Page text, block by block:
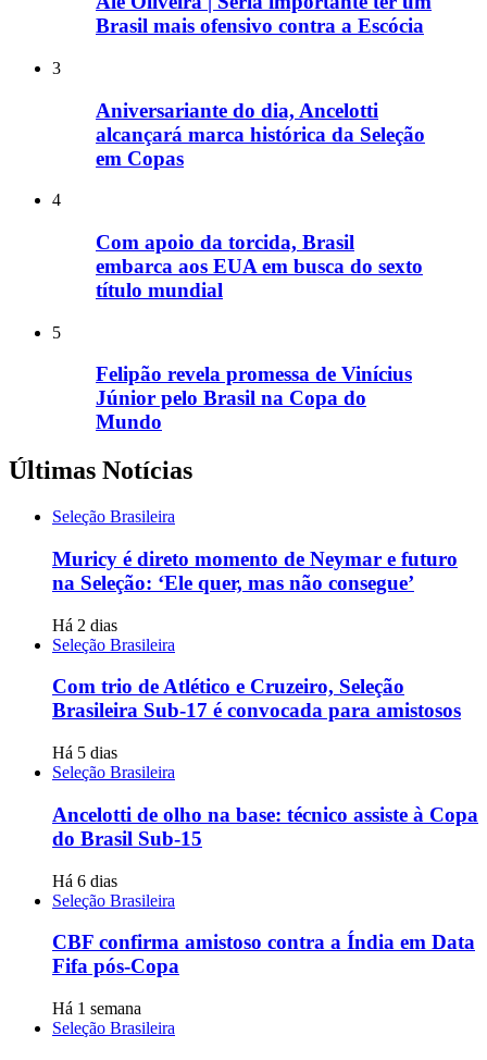
Brasil mais ofensivo contra a Escócia
3
Aniversariante do dia, Ancelotti
alcançará marca histórica da Seleção
em Copas
4
Com apoio da torcida, Brasil
embarca aos EUA em busca do sexto
título mundial
5
Felipão revela promessa de Vinícius
Júnior pelo Brasil na Copa do
Mundo
Últimas Notícias
Seleção Brasileira
Muricy é direto momento de Neymar e futuro
na Seleção: ‘Ele quer, mas não consegue’
Há 2 dias
Seleção Brasileira
Com trio de Atlético e Cruzeiro, Seleção
Brasileira Sub-17 é convocada para amistosos
Há 5 dias
Seleção Brasileira
Ancelotti de olho na base: técnico assiste à Copa
do Brasil Sub-15
Há 6 dias
Seleção Brasileira
CBF confirma amistoso contra a Índia em Data
Fifa pós-Copa
Há 1 semana
Seleção Brasileira